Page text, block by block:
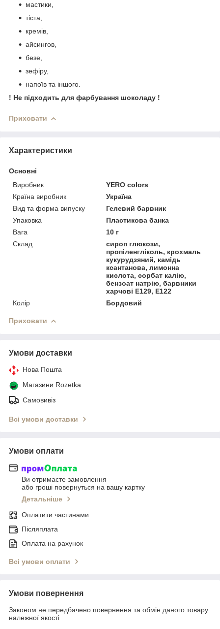
мастики,
тіста,
кремів,
айсингов,
безе,
зефіру,
напоїв та іншого.
! Не підходить для фарбування шоколаду !
Приховати
Характеристики
Основні
Виробник
YERO colors
Країна виробник
Україна
Вид та форма випуску
Гелевий барвник
Упаковка
Пластикова банка
Вага
10 г
Склад
сироп глюкози,
пропіленгліколь, крохмаль
кукурудзяний, камідь
ксантанова, лимонна
кислота, сорбат калію,
бензоат натрію, барвники
харчові E129, Е122
Колір
Бордовий
Приховати
Умови доставки
Нова Пошта
Магазини Rozetka
Самовивіз
Всі умови доставки
Умови оплати
Ви отримаєте замовлення
або гроші повернуться на вашу картку
Детальніше
Оплатити частинами
Післяплата
Оплата на рахунок
Всі умови оплати
Умови повернення
Законом не передбачено повернення та обмін даного товару
належної якості